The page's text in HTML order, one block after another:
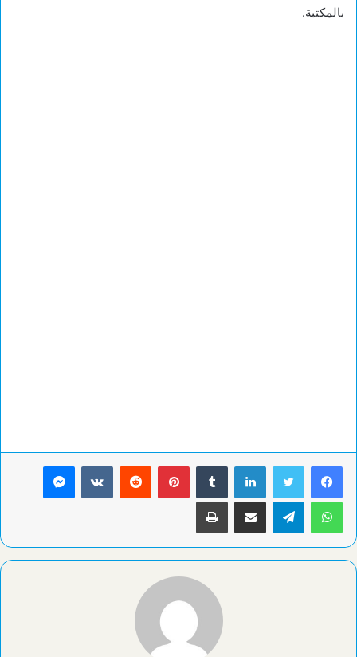
بالمكتبة.
لينكدإن بينتيريست ماسنجر
واتساب تيلقرام مشاركة عبر البريد طباعة